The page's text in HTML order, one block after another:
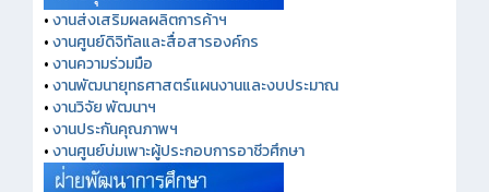
•งานส่งเสริมผลผลิตการค้าฯ
•งานศูนย์ดิจิทัลและสื่อสารองค์กร
•งานความร่วมมือ
•งานพัฒนายุทธศาสตร์แผนงานและงบประมาณ
•งานวิจัย พัฒนาฯ
•งานประกันคุณภาพฯ
•งานศูนย์บ่มเพาะผู้ประกอบการอาชีวศึกษา